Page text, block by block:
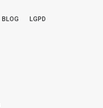
BLOG LGPD